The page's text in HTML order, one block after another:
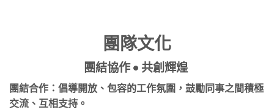
團隊文化
團結協作• 共創輝煌
團結合作 ：倡導開放、包容的工作氛圍，鼓勵同事之間積極
交流、互相支持。